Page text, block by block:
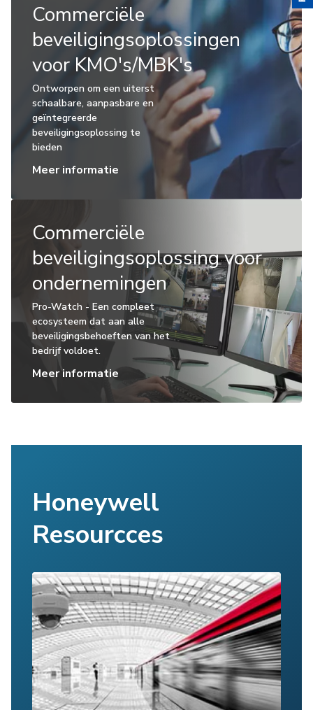
Commerciële
beveiligingsoplossingen
voor KMO's/MBK's
Ontworpen om een uiterst
schaalbare, aanpasbare en
geïntegreerde
beveiligingsoplossing te
bieden
Meer informatie
Commerciële
beveiligingsoplossing voor
ondernemingen
Pro-Watch - Een compleet
ecosysteem dat aan alle
beveiligingsbehoeften van het
bedrijf voldoet.
Meer informatie
Honeywell
Resourcces